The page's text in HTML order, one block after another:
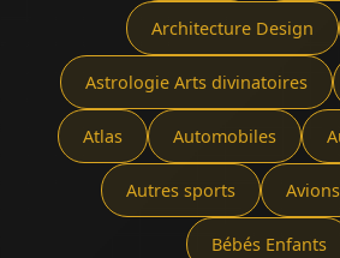
Architecture Design
Astrologie Arts divinatoires
Atlas Automobiles
Autres sports Avions
Bébés Enfants